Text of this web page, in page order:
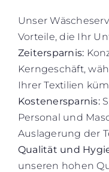
Unser
Vorteile, die Ihr
Zeitersparnis:
Kerngeschäft,
Ihrer Textilien
Kostenersparnis:
Personal und
Auslagerung der
Qualität und
unseren hohen